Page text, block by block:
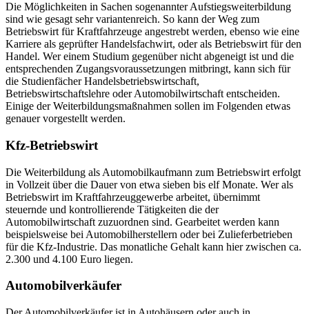
Die Möglichkeiten in Sachen sogenannter Aufstiegsweiterbildung
sind wie gesagt sehr variantenreich. So kann der Weg zum
Betriebswirt für Kraftfahrzeuge angestrebt werden, ebenso wie eine
Karriere als geprüfter Handelsfachwirt, oder als Betriebswirt für den
Handel. Wer einem Studium gegenüber nicht abgeneigt ist und die
entsprechenden Zugangsvoraussetzungen mitbringt, kann sich für
die Studienfächer Handelsbetriebswirtschaft,
Betriebswirtschaftslehre oder Automobilwirtschaft entscheiden.
Einige der Weiterbildungsmaßnahmen sollen im Folgenden etwas
genauer vorgestellt werden.
Kfz-Betriebswirt
Die Weiterbildung als Automobilkaufmann zum Betriebswirt erfolgt
in Vollzeit über die Dauer von etwa sieben bis elf Monate. Wer als
Betriebswirt im Kraftfahrzeuggewerbe arbeitet, übernimmt
steuernde und kontrollierende Tätigkeiten die der
Automobilwirtschaft zuzuordnen sind. Gearbeitet werden kann
beispielsweise bei Automobilherstellern oder bei Zulieferbetrieben
für die Kfz-Industrie. Das monatliche Gehalt kann hier zwischen ca.
2.300 und 4.100 Euro liegen.
Automobilverkäufer